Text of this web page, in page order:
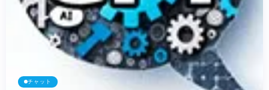
チャット